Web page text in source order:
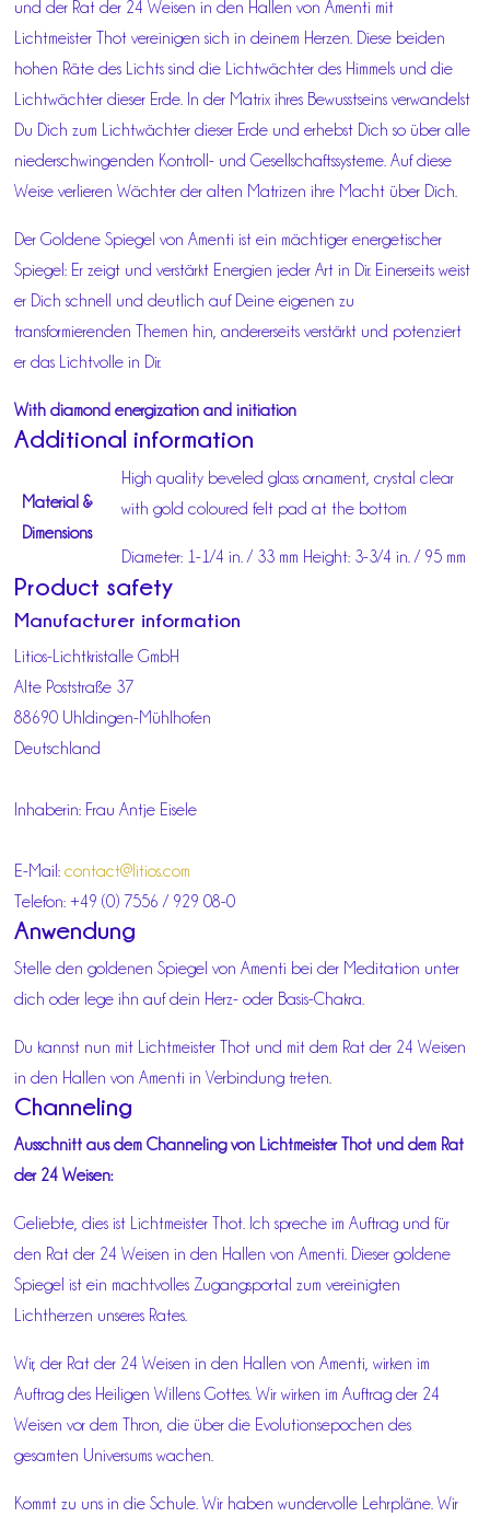
und der Rat der 24 Weisen in den Hallen von Amenti mit
Lichtmeister Thot vereinigen sich in deinem Herzen. Diese beiden
hohen Räte des Lichts sind die Lichtwächter des Himmels und die
Lichtwächter dieser Erde. In der Matrix ihres Bewusstseins verwandelst
Du Dich zum Lichtwächter dieser Erde und erhebst Dich so über alle
niederschwingenden Kontroll- und Gesellschaftssysteme. Auf diese
Weise verlieren Wächter der alten Matrizen ihre Macht über Dich.
Der Goldene Spiegel von Amenti ist ein mächtiger energetischer
Spiegel: Er zeigt und verstärkt Energien jeder Art in Dir. Einerseits weist
er Dich schnell und deutlich auf Deine eigenen zu
transformierenden Themen hin, andererseits verstärkt und potenziert
er das Lichtvolle in Dir.
With diamond energization and initiation
Additional information
Material &
Dimensions
High quality beveled glass ornament, crystal clear
with gold coloured felt pad at the bottom
Diameter: 1-1/4 in. / 33 mm Height: 3-3/4 in. / 95 mm
Product safety
Manufacturer information
Litios-Lichtkristalle GmbH
Alte Poststraße 37
88690 Uhldingen-Mühlhofen
Deutschland
Inhaberin: Frau Antje Eisele
E-Mail:contact@litios.com
Telefon: +49 (0) 7556 / 929 08-0
Anwendung
Stelle den goldenen Spiegel von Amenti bei der Meditation unter
dich oder lege ihn auf dein Herz- oder Basis-Chakra.
Du kannst nun mit Lichtmeister Thot und mit dem Rat der 24 Weisen
in den Hallen von Amenti in Verbindung treten.
Channeling
Ausschnitt aus dem Channeling von Lichtmeister Thot und dem Rat
der 24 Weisen:
Geliebte, dies ist Lichtmeister Thot. Ich spreche im Auftrag und für
den Rat der 24 Weisen in den Hallen von Amenti. Dieser goldene
Spiegel ist ein machtvolles Zugangsportal zum vereinigten
Lichtherzen unseres Rates.
Wir, der Rat der 24 Weisen in den Hallen von Amenti, wirken im
Auftrag des Heiligen Willens Gottes. Wir wirken im Auftrag der 24
Weisen vor dem Thron, die über die Evolutionsepochen des
gesamten Universums wachen.
Kommt zu uns in die Schule. Wir haben wundervolle Lehrpläne. Wir